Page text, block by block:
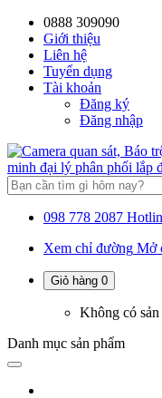
0888 309090
Giới thiệu
Liên hệ
Tuyển dụng
Tài khoản
Đăng ký
Đăng nhập
098 778 2087
Xem chỉ đường Mở
Giỏ hàng 0
Không có
Danh mục sản phẩm